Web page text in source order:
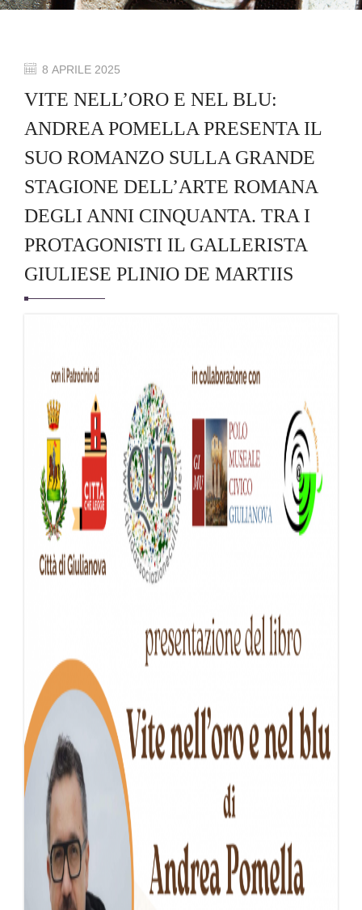
8 APRILE 2025
VITE NELL’ORO E NEL BLU:
ANDREA POMELLA PRESENTA IL
SUO ROMANZO SULLA GRANDE
STAGIONE DELL’ARTE ROMANA
DEGLI ANNI CINQUANTA. TRA I
PROTAGONISTI IL GALLERISTA
GIULIESE PLINIO DE MARTIIS